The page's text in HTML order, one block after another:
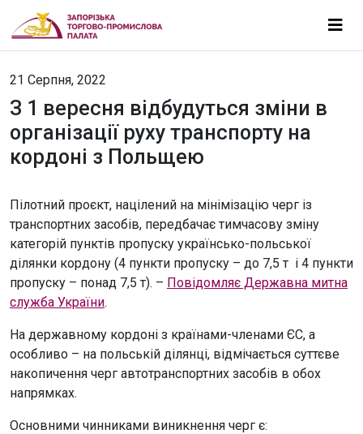
21 Серпня, 2022
З 1 вересня відбудуться зміни в
організації руху транспорту на
кордоні з Польщею
Пілотний проєкт, націлений на мінімізацію черг із
транспортних засобів, передбачає тимчасову зміну
категорій пунктів пропуску українсько-польської
ділянки кордону (4 пункти пропуску – до 7,5 т і 4 пункти
пропуску – понад 7,5 т). – Повідомляє Державна митна
служба України.
На державному кордоні з країнами-членами ЄС, а
особливо – на польській ділянці, відмічається суттєве
накопичення черг автотранспортних засобів в обох
напрямках.
Основними чинниками виникнення черг є: